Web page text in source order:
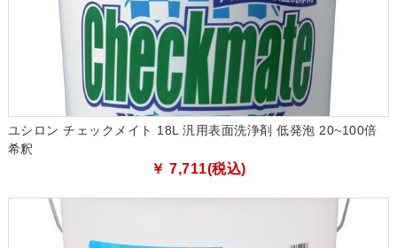
ユシロン チェックメイト 18L 汎用表面洗浄剤 低発泡 20~100倍
希釈
￥ 7,711(税込)